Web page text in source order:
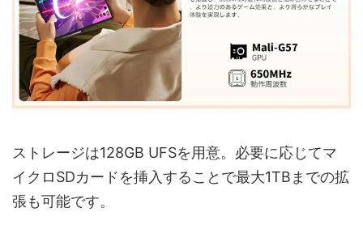
ストレージは128GB UFSを用意。必要に応じてマ
イクロSDカードを挿入することで最大1TBまでの拡
張も可能です。